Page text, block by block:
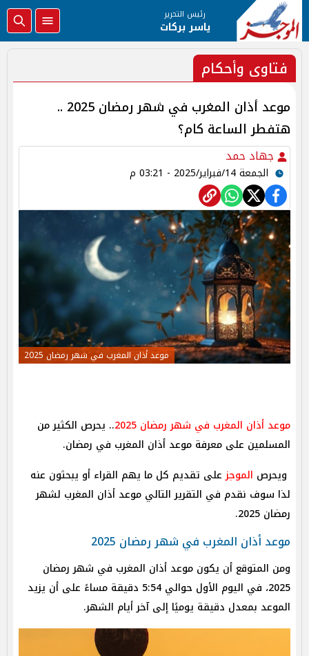
رئيس التحرير
ياسر بركات
فتاوى وأحكام
موعد أذان المغرب في شهر رمضان 2025 ..
هتفطر الساعة كام؟
جهاد حمد
الجمعة 14/فبراير/2025 - 03:21 م
موعد أذان المغرب في شهر رمضان 2025
موعد أذان المغرب في شهر رمضان 2025
.. يحرص الكثير من
المسلمين على معرفة موعد أذان المغرب في رمضان.
ويحرص الموجزعلى تقديم كل ما يهم القراء أو يبحثون عنه
لذا سوف نقدم في التقرير التالي موعد أذان المغرب لشهر
رمضان 2025.
موعد أذان المغرب في شهر رمضان 2025
ومن المتوقع أن يكون موعد أذان المغرب في شهر رمضان
2025، في اليوم الأول حوالي 5:54 دقيقة مساءً على أن يزيد
الموعد بمعدل دقيقة يوميًا إلى آخر أيام الشهر.